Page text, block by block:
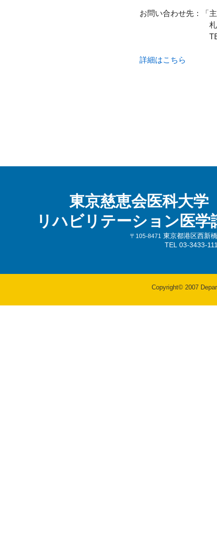
お問い合わせ先：「
札幌市豊平
TEL011-
詳細はこちら
東京慈恵会医科大学
リハビリテーション医学
〒105-8471
東京都港区西新
TEL 03-3433-
Copyright© 2007